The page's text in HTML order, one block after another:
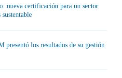
nueva certificación para un sector
presentó los resultados de su gestión